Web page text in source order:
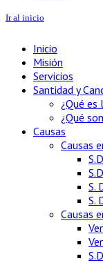
Ir al inicio
Inicio
Misión
Servicios
Santidad y
¿Qué es
¿Qué
Causas
Causas
S.
S.
Causas